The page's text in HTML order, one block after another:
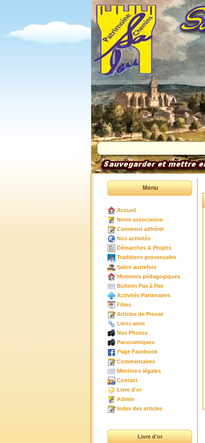
Menu
Accueil
Notre association
Comment adhérer
Nos activités
Démarches & Projets
Traditions provençales
Salon autrefois
Moments pédagogiques
Bulletin Pas à Pas
Activités Partenaires
Films
Articles de Presse
Liens amis
Nos Photos
Panoramiques
Page Facebook
Commentaires
Mentions légales
Contact
Livre d'or
Admin
Index des articles
Livre d'or